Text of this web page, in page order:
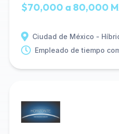
$70,000 a 80,000
Ciudad de México -
Empleado de tiempo